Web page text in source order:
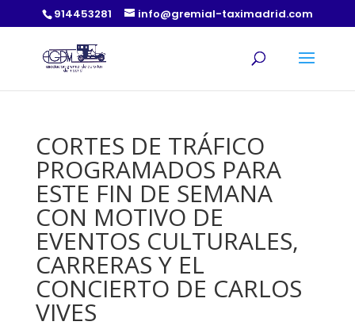
914453281 info@gremial-taximadrid.com
CORTES DE TRÁFICO
PROGRAMADOS PARA
ESTE FIN DE SEMANA
CON MOTIVO DE
EVENTOS CULTURALES,
CARRERAS Y EL
CONCIERTO DE CARLOS
VIVES